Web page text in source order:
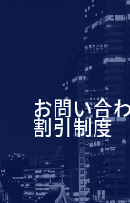
お問い合
割引制度